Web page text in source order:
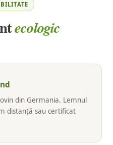
ecologic
din Germania. Lemnul
distanță sau certificat